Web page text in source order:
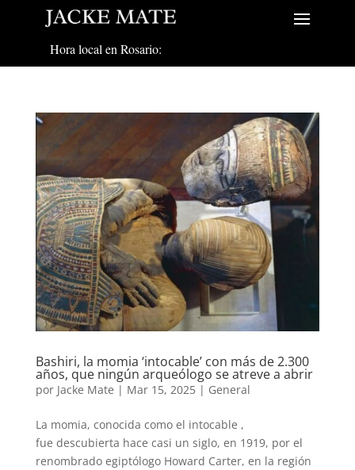
Hora local en Rosario:
Bashiri, la momia ‘intocable’ con más de 2.300
años, que ningún arqueólogo se atreve a abrir
por Jacke Mate | Mar 15, 2025| General
La momia, conocida como el intocable ,
fue descubierta hace casi un siglo, en 1919, por el
renombrado egiptólogo Howard Carter, en la región